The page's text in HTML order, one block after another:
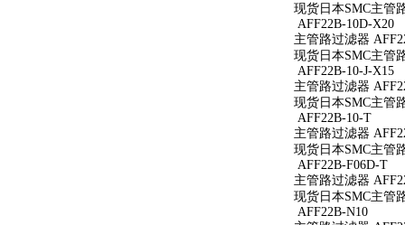
现货日本SMC主管
AFF22B-10D-X20
主管路过滤器
现货日本SMC主管
AFF22B-10-J-X15
主管路过滤器
现货日本SMC主管
AFF22B-10-T
主管路过滤器
现货日本SMC主管
AFF22B-F06D-T
主管路过滤器
现货日本SMC主管
AFF22B-N10